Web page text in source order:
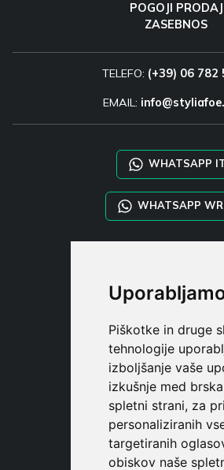
Piškotke in druge
tehnologije
izboljšanje vaše
izkušnje med
spletni strani, za
personaliziranih
targetiranih
obiskov naše
POGOJI PRODAJ
ZASEBNOS
TELEFO: (+39) 06 782
EMAIL:
WHATSAPP
WHATSAPP
SHOP B2B
TAYLOR MADE
UPORABNI
REGISTE
PRIJAVITE S
NAKUPOVALNA